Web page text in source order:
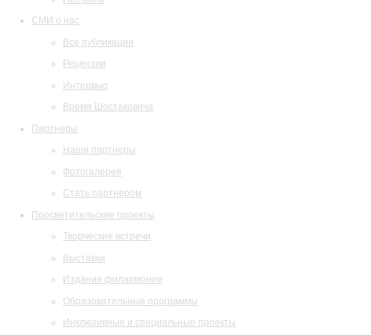
СМИ о нас
Все публикации
Рецензии
Интервью
Время Шостаковича
Партнеры
Наши партнеры
Фотогалерея
Стать партнером
Просветительские проекты
Творческие встречи
Выставки
Издания филармонии
Образовательные программы
Инклюзивные и специальные проекты